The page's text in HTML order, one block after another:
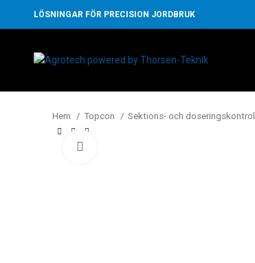
LÖSNINGAR FÖR PRECISION JORDBRUK
Hem Topcon Sektions- och doseringskontroll